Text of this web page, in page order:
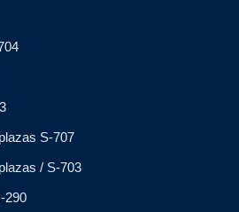
S-707
/ S-703
290